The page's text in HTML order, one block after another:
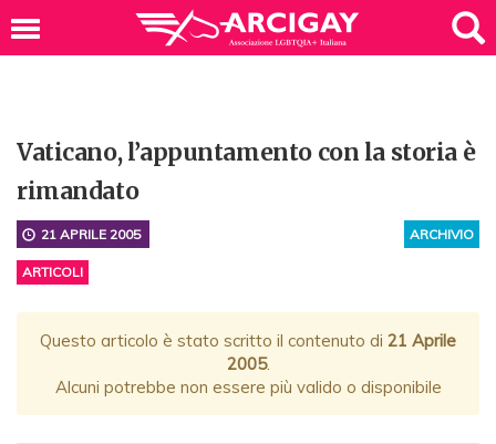
Vaticano, l’appuntamento con la storia è
rimandato
ARCHIVIO
21 APRILE 2005
ARTICOLI
Questo articolo è stato scritto il contenuto di 21 Aprile
2005.
Alcuni potrebbe non essere più valido o disponibile